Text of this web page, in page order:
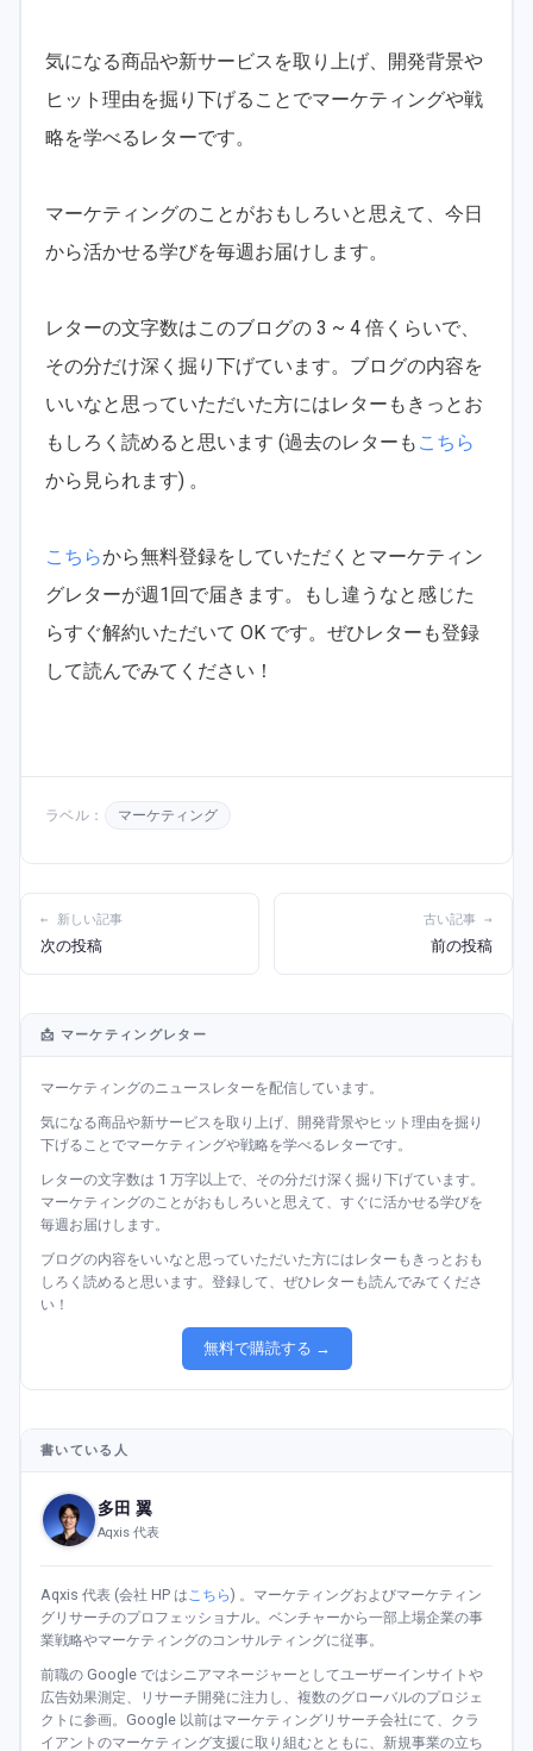
気になる商品や新サービスを取り上げ、開発背景や
ヒット理由を掘り下げることでマーケティングや戦
略を学べるレターです。
マーケティングのことがおもしろいと思えて、今日
から活かせる学びを毎週お届けします。
レターの文字数はこのブログの 3 ~ 4 倍くらいで、
その分だけ深く掘り下げています。ブログの内容を
いいなと思っていただいた方にはレターもきっとお
もしろく読めると思います (過去のレターも こちら
から見られます) 。
こちらから無料登録をしていただくとマーケティン
グレターが週1回で届きます。もし違うなと感じた
らすぐ解約いただいて OK です。ぜひレターも登録
して読んでみてください！
ラベル： マーケティング
← 新しい記事
次の投稿
古い記事 →
前の投稿
📩 マーケティングレター
マーケティングのニュースレターを配信しています。
気になる商品や新サービスを取り上げ、開発背景やヒット理由を掘り
下げることでマーケティングや戦略を学べるレターです。
レターの文字数は 1 万字以上で、その分だけ深く掘り下げています。
マーケティングのことがおもしろいと思えて、すぐに活かせる学びを
毎週お届けします。
ブログの内容をいいなと思っていただいた方にはレターもきっとおも
しろく読めると思います。登録して、ぜひレターも読んでみてくださ
い！
無料で購読する →
書いている人
多田 翼
Aqxis 代表
Aqxis 代表 (会社 HP は こちら) 。マーケティングおよびマーケティン
グリサーチのプロフェッショナル。ベンチャーから一部上場企業の事
業戦略やマーケティングのコンサルティングに従事。
前職の Google ではシニアマネージャーとしてユーザーインサイトや
広告効果測定、リサーチ開発に注力し、複数のグローバルのプロジェ
クトに参画。Google 以前はマーケティングリサーチ会社にて、クラ
イアントのマーケティング支援に取り組むとともに、新規事業の立ち